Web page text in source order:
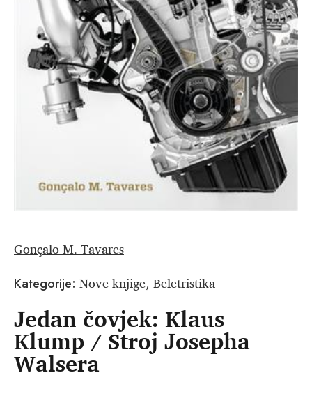
Gonçalo M. Tavares
Kategorije: Nove knjige, Beletristika
Jedan čovjek: Klaus
Klump / Stroj Josepha
Walsera